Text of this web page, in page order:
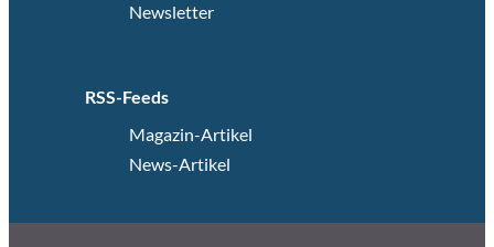
Newsletter
RSS-Feeds
Magazin-Artikel
News-Artikel